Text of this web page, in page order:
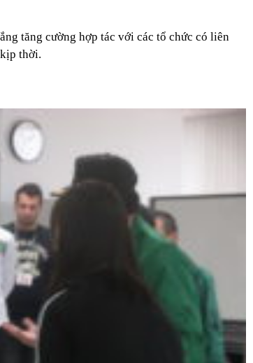
tăng cường hợp tác với các tổ chức có liên
thời.